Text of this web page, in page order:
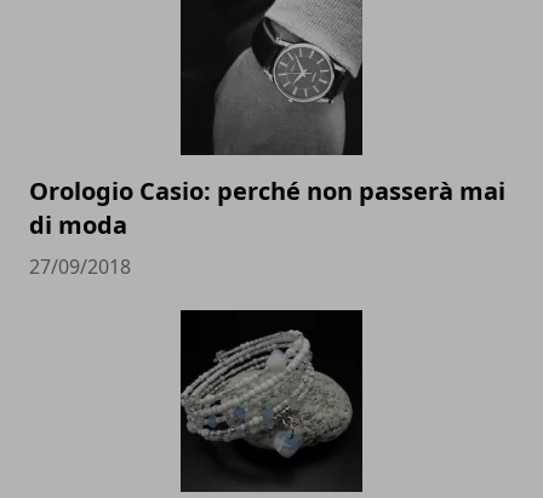
Orologio Casio: perché non passerà mai
di moda
27/09/2018